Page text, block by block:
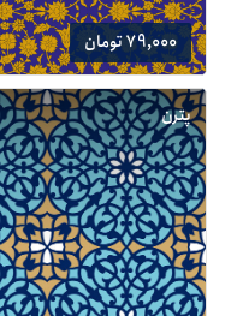
79,000 تومان
پترن